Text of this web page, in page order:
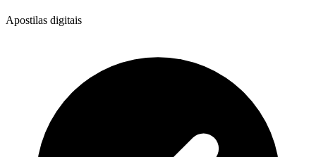
Apostilas digitais